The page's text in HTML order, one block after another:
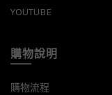
YOUTUBE
購物說明
購物流程